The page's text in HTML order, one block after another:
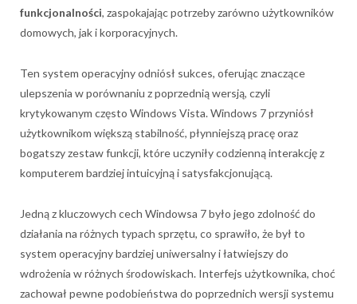
funkcjonalności, zaspokajając potrzeby zarówno użytkowników
domowych, jak i korporacyjnych.
Ten system operacyjny odniósł sukces, oferując znaczące
ulepszenia w porównaniu z poprzednią wersją, czyli
krytykowanym często Windows Vista. Windows 7 przyniósł
użytkownikom większą stabilność, płynniejszą pracę oraz
bogatszy zestaw funkcji, które uczyniły codzienną interakcję z
komputerem bardziej intuicyjną i satysfakcjonującą.
Jedną z kluczowych cech Windowsa 7 było jego zdolność do
działania na różnych typach sprzętu, co sprawiło, że był to
system operacyjny bardziej uniwersalny i łatwiejszy do
wdrożenia w różnych środowiskach. Interfejs użytkownika, choć
zachował pewne podobieństwa do poprzednich wersji systemu